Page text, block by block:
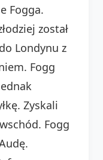
Fogga.
został
Londynu z
Fogg
Zyskali
Fogg